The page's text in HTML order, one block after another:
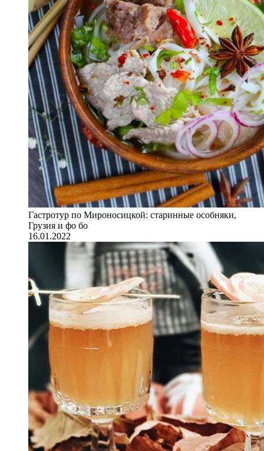
Гастротур по Мироносицкой: старинные особняки,
Грузия и фо бо
16.01.2022